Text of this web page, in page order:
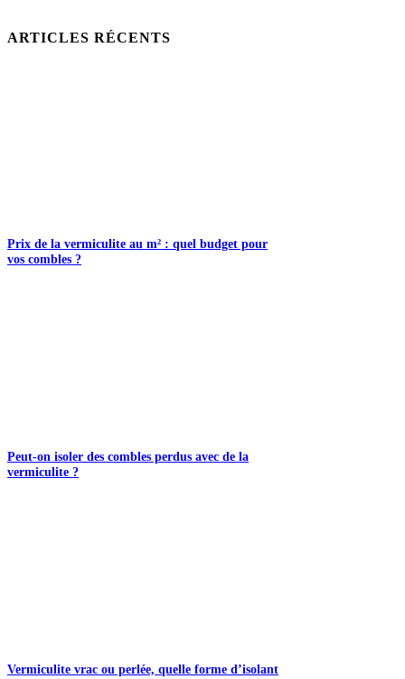
ARTICLES RÉCENTS
Prix de la vermiculite au m² : quel budget pour
vos combles ?
Peut-on isoler des combles perdus avec de la
vermiculite ?
Vermiculite vrac ou perlée, quelle forme d’isolant